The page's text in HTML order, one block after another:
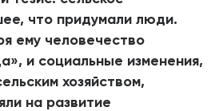
что придумали люди.
ему человечество
и социальные изменения,
хозяйством,
на развитие